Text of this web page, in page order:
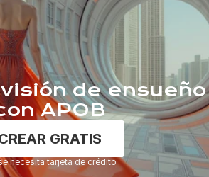
de ensueño
APOB
GRATIS
necesita tarjeta de crédito